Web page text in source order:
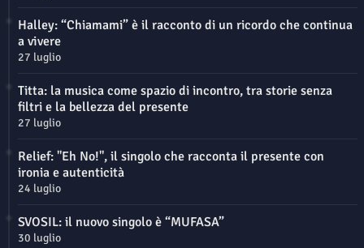
Halley: “Chiamami” è il racconto di un ricordo che continua
a vivere
27 luglio
Titta: la musica come spazio di incontro, tra storie senza
filtri e la bellezza del presente
27 luglio
Relief: "Eh No!", il singolo che racconta il presente con
ironia e autenticità
24 luglio
SVOSIL: il nuovo singolo è “MUFASA”
30 luglio